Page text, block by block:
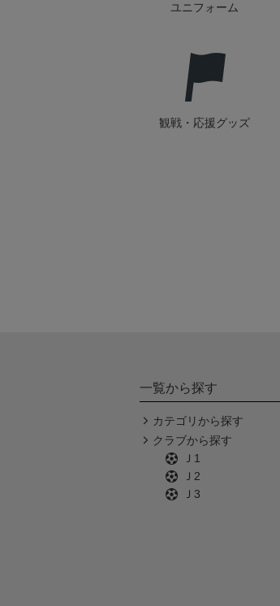
ユニフォーム
観戦・応援グッズ
一覧から探す
カテゴリから探す
クラブから探す
Ｊ1
Ｊ2
Ｊ3